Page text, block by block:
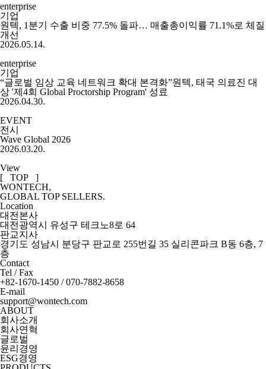
enterprise
기업
원텍, 1분기 수출 비중 77.5% 돌파… 매출총이익률 71.1%로 체질
개선
2026.05.14.
enterprise
기업
“글로벌 임상 교육 네트워크 확대 본격화”원텍, 태국 의료진 대
상 '제4회 Global Proctorship Program' 성료
2026.04.30.
EVENT
전시
Wave Global 2026
2026.03.20.
View
[ TOP ]
WONTECH,
GLOBAL TOP SELLERS.
Location
대전본사
대전광역시 유성구 테크노8로 64
판교지사
경기도 성남시 분당구 판교로 255번길 35 실리콘파크 B동 6층, 7
층
Contact
Tel / Fax
+82-1670-1450 / 070-7882-8658
E-mail
support@wontech.com
ABOUT
회사소개
회사연혁
글로벌
윤리경영
ESG경영